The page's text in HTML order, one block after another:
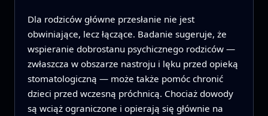
Dla rodziców główne przesłanie nie jest
obwiniające, lecz łączące. Badanie sugeruje, że
wspieranie dobrostanu psychicznego rodziców —
zwłaszcza w obszarze nastroju i lęku przed opieką
stomatologiczną — może także pomóc chronić
dzieci przed wczesną próchnicą. Chociaż dowody
są wciąż ograniczone i opierają się głównie na